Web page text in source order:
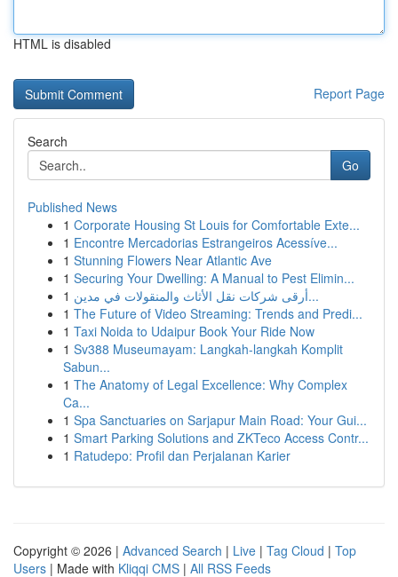
HTML is disabled
Report Page
Search
Go
Published News
1 Corporate Housing St Louis for Comfortable Exte...
1 Encontre Mercadorias Estrangeiros Acessíve...
1 Stunning Flowers Near Atlantic Ave
1 Securing Your Dwelling: A Manual to Pest Elimin...
1
أرقى شركات نقل الأثاث والمنقولات في مدين...
1 The Future of Video Streaming: Trends and Predi...
1 Taxi Noida to Udaipur Book Your Ride Now
1 Sv388 Museumayam: Langkah-langkah Komplit
Sabun...
1 The Anatomy of Legal Excellence: Why Complex
Ca...
1 Spa Sanctuaries on Sarjapur Main Road: Your Gui...
1 Smart Parking Solutions and ZKTeco Access Contr...
1 Ratudepo: Profil dan Perjalanan Karier
Copyright © 2026 | Advanced Search | Live | Tag Cloud | Top
Users | Made with Kliqqi CMS | All RSS Feeds